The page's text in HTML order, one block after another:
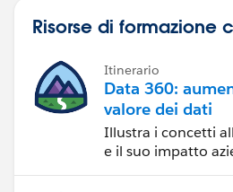
Risorse di formazione
Itinerario
Data 360:
valore dei dati
Illustra i concetti
e il suo impatto